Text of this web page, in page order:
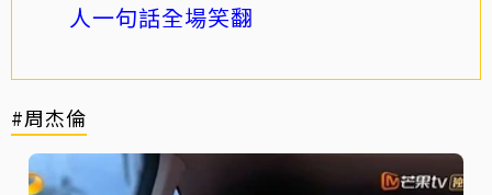
人一句話全場笑翻
#周杰倫